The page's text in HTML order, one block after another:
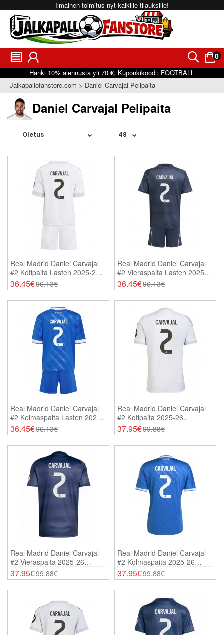
Ilmainen toimitus nyt kaikille tilauksille!
󰂩 󰃳 󰂨 0
󰃠
Hanki 10% alennusta yli 70 €, Kuponkikoodi: FOOTBALL
Jalkapallofanstore.com
Daniel Carvajal Pelipaita
Daniel Carvajal Pelipaita
Real Madrid Daniel Carvajal
#2 Kotipaita Lasten 2025-26
Lyhythihainen (+ Shortsit)
36.45€96.13€
Real Madrid Daniel Carvajal
#2 Vieraspaita Lasten 2025-
26 Lyhythihainen (+ Shortsit)
36.45€96.13€
Real Madrid Daniel Carvajal
#2 Kolmaspaita Lasten 2025-
26 Lyhythihainen (+ Shortsit)
36.45€96.13€
Real Madrid Daniel Carvajal
#2 Kotipaita 2025-26
Lyhythihainen
37.95€99.88€
Real Madrid Daniel Carvajal
#2 Vieraspaita 2025-26
Lyhythihainen
37.95€99.88€
Real Madrid Daniel Carvajal
#2 Kolmaspaita 2025-26
Lyhythihainen
37.95€99.88€